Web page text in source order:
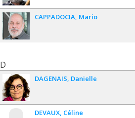
CAPPADOCIA Mario
D
DAGENAIS Danielle
DEVAUX Céline